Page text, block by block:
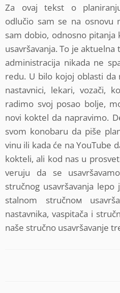
Za ovaj tekst o
odlučio sam se na osnovu
sam dobio, odnosno pitanja
usavršavanja. To je
administracija nikada ne
redu. U bilo kojoj oblasti
nastavnici, lekari, vozači,
radimo svoj posao bolje,
novi koktel da napravimo.
svom konobaru da piše
vinu ili kada će na YouTube
kokteli, ali kod nas u
veruju da se
stručnog usavršavanja
stalnom stručnoм
nastavnika, vaspitača i
naše stručno usavršavanje